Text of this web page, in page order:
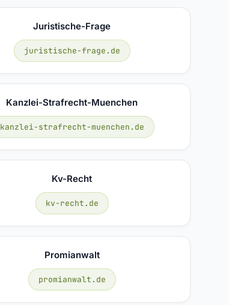
Juristische-Frage
juristische-frage.de
Kanzlei-Strafrecht-Muenchen
kanzlei-strafrecht-muenchen.de
Kv-Recht
kv-recht.de
Promianwalt
promianwalt.de